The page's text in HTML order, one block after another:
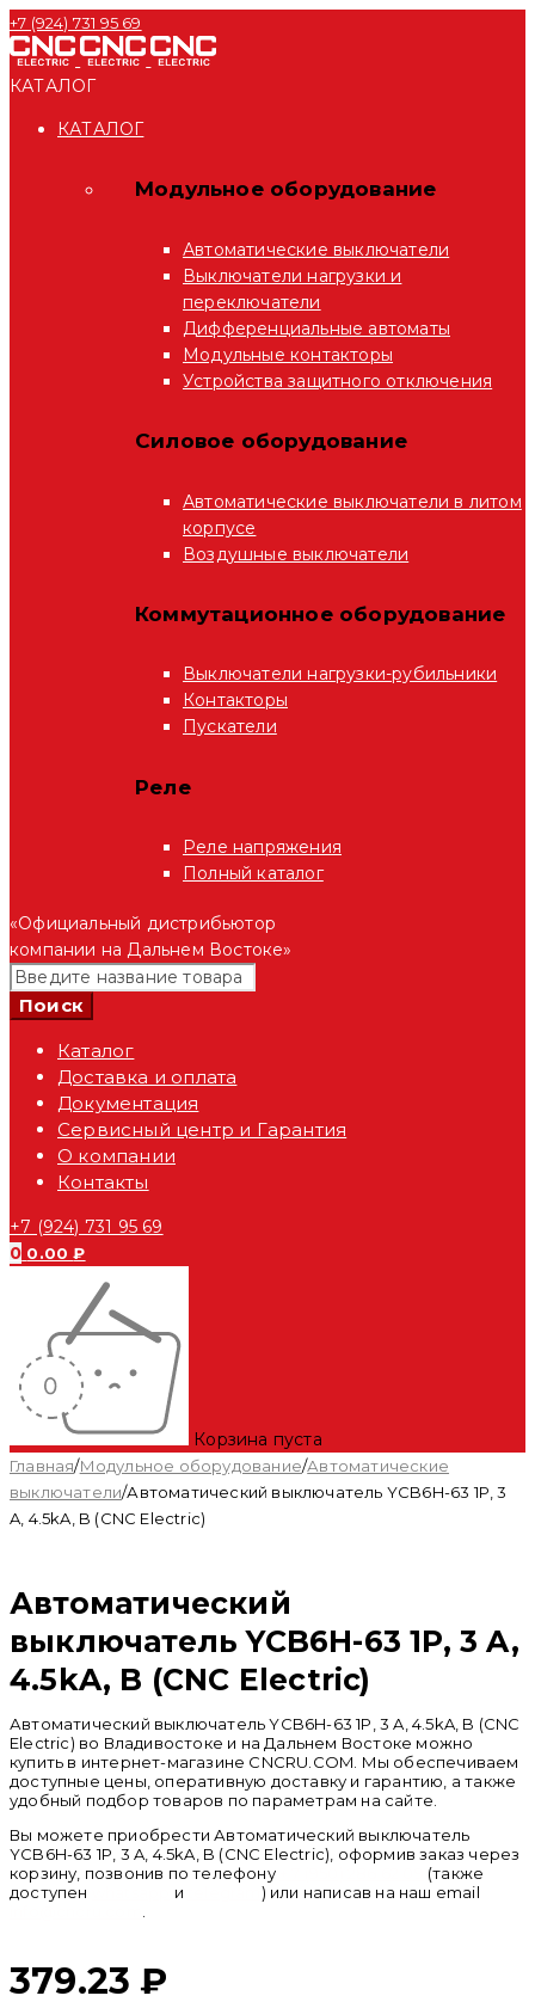
+7 (924) 731 95 69
КАТАЛОГ
КАТАЛОГ
Модульное оборудование
Автоматические выключатели
Выключатели нагрузки и
переключатели
Дифференциальные автоматы
Модульные контакторы
Устройства защитного отключения
Силовое оборудование
Автоматические выключатели в литом
корпусе
Воздушные выключатели
Коммутационное оборудование
Выключатели нагрузки-рубильники
Контакторы
Пускатели
Реле
Реле напряжения
Полный каталог
«Официальный дистрибьютор
компании на Дальнем Востоке»
Каталог
Доставка и оплата
Документация
Сервисный центр и Гарантия
О компании
Контакты
+7 (924) 731 95 69
0 0.00₽
Корзина пуста
Главная/Модульное оборудование/Автоматические
выключатели/Автоматический выключатель YCB6H-63 1P, 3
A, 4.5kA, B (CNC Electric)
Автоматический
выключатель YCB6H-63 1P, 3 A,
4.5kA, B (CNC Electric)
Автоматический выключатель YCB6H-63 1P, 3 A, 4.5kA, B (CNC
Electric) во Владивостоке и на Дальнем Востоке можно
купить в интернет-магазине CNCRU.COM. Мы обеспечиваем
доступные цены, оперативную доставку и гарантию, а также
удобный подбор товаров по параметрам на сайте.
Вы можете приобрести Автоматический выключатель
YCB6H-63 1P, 3 A, 4.5kA, B (CNC Electric), оформив заказ через
корзину, позвонив по телефону
(также
доступен
и
) или написав на наш email
379.23₽